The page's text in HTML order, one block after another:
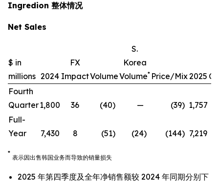
Ingredion 整体情况
Net Sales
$ in
millions 2024
FX
ImpactVolume
S.
Korea
Volume* Price/Mix2025
Fourth
Quarter1,800 36 (40) — (39) 1,757
Full-
Year
7,430 8 (51) (24) (144) 7,219
*
表示因出售韩国业务而导致的销量损失
2025 年第四季度及全年净销售额较 2024 年同期分别下